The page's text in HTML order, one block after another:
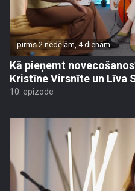
pirms 2 nedēļām, 4 dienām
Kā pieņemt
Kristīne Virsnīte un Līva
10. epizode